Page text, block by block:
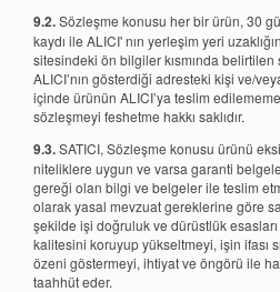
9.2.Sözleşme konusu her bir ürün, 30
kaydı ile ALICI' nın yerleşim yeri
sitesindeki ön bilgiler kısmında belirtilen
ALICI’nın gösterdiği adresteki kişi ve/
içinde ürünün ALICI’ya teslim
sözleşmeyi feshetme hakkı saklıdır.
9.3.SATICI, Sözleşme konusu ürünü
niteliklere uygun ve varsa garanti
gereği olan bilgi ve belgeler ile teslim
olarak yasal mevzuat gereklerine göre
şekilde işi doğruluk ve dürüstlük
kalitesini koruyup yükseltmeyi, işin ifası
özeni göstermeyi, ihtiyat ve öngörü ile
taahhüt eder.